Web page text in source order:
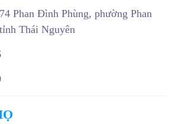
Phan Đình Phùng, phường Phan
Thái Nguyên